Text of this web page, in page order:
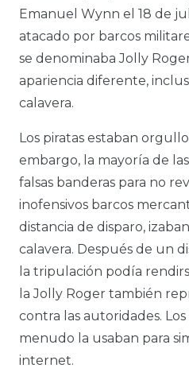
Emanuel Wynn el 18 de
atacado por barcos
se denominaba Jolly
apariencia diferente,
calavera.
Los piratas estaban
embargo, la mayoría de
falsas banderas para no
inofensivos barcos
distancia de disparo,
calavera. Después de un
la tripulación podía
la Jolly Roger también
contra las autoridades.
menudo la usaban para
internet.